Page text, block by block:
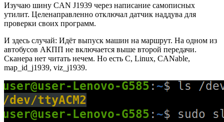
Изучаю шину CAN J1939 через написание самописных
утилит. Целенаправленно отключал датчик наддува для
проверки своих программ.
И здесь случай: Идёт выпуск машин на маршрут. На одном из
автобусов АКПП не включается выше второй передачи.
Сканера нет читать нечем. Но есть C, Linux, CANable,
map_id_j1939, viz_j1939.